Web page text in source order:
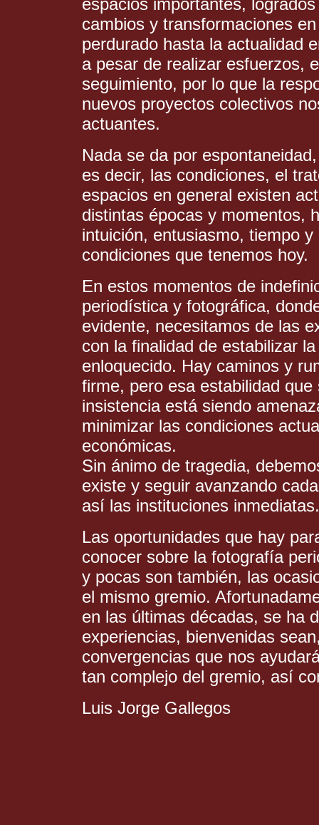
espacios importantes,
cambios y transformaciones
perdurado hasta la actualidad
a pesar de realizar esfuerzos,
seguimiento, por lo que la
nuevos proyectos colectivos
actuantes.
Nada se da por
es decir, las condiciones, el
espacios en general existen
distintas épocas y momentos,
intuición, entusiasmo, tiempo
condiciones que tenemos hoy.
En estos momentos de
periodística y fotográfica,
evidente, necesitamos de las
con la finalidad de estabilizar
enloquecido. Hay caminos y
firme, pero esa estabilidad
insistencia está siendo
minimizar las condiciones
económicas.
Sin ánimo de tragedia,
existe y seguir avanzando
así las instituciones inmediatas.
Las oportunidades que hay
conocer sobre la fotografía
y pocas son también, las
el mismo gremio.
en las últimas décadas, se ha
experiencias, bienvenidas
convergencias que nos
tan complejo del gremio, así
Luis Jorge Gallegos